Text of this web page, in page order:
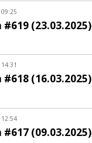
#619 (23.03.2025)
#618 (16.03.2025)
12:54
#617 (09.03.2025)